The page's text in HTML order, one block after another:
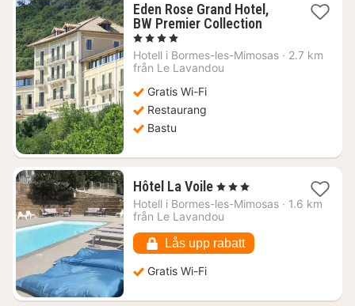
Eden Rose Grand Hotel,
BW Premier Collection1
från
, 4 Stjärnor
Hotell i Bormes-les-Mimosas · 2.7 km
från Le Lavandou
Gratis Wi-Fi
Restaurang
Bastu
Hôtel La Voile1
natt
från
kr.
, 3 Stjärnor
Hotell i Bormes-les-Mimosas · 1.6 km
från Le Lavandou
Lås upp rabatt
Gratis Wi-Fi